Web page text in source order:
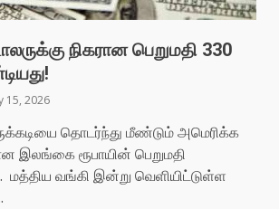
நிகரான பெறுமதி 330
15, 2026
தொடர்ந்து மீண்டும் அமெரிக்க
இலங்கை ரூபாயின் பெறுமதி
மத்திய வங்கி இன்று வெளியிட்டுள்ள